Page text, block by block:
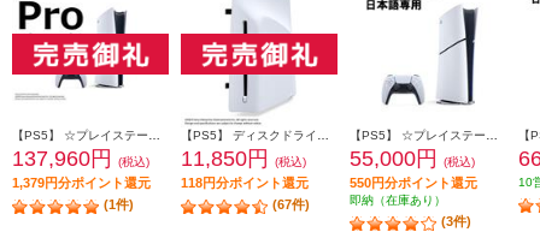
137,960円 (税込)
1,379円分ポイント還元
(1件)
11,850円 (税込)
118円分ポイント還元
(67件)
55,000円 (税込)
550円分ポイント還元
即納（在庫あり）
(3件)
10